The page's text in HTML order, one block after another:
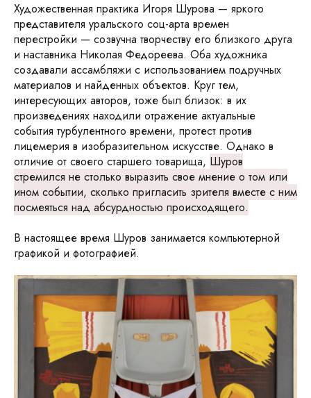
Художественная практика Игоря Шурова — яркого
представителя уральского соц-арта времен
перестройки — созвучна творчеству его близкого друга
и наставника Николая Федореева. Оба художника
создавали ассамбляжи с использованием подручных
материалов и найденных объектов. Круг тем,
интересующих авторов, тоже был близок: в их
произведениях находили отражение актуальные
события турбулентного времени, протест против
лицемерия в изобразительном искусстве. Однако в
отличие от своего старшего товарища, Шуров
стремился не столько выразить свое мнение о том или
ином событии, сколько пригласить зрителя вместе с ним
посмеяться над абсурдностью происходящего.
В настоящее время Шуров занимается компьютерной
графикой и фотографией.